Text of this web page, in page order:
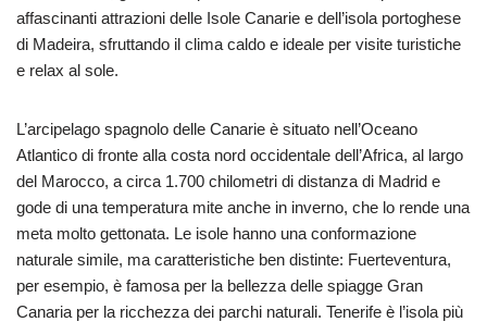
affascinanti attrazioni delle Isole Canarie e dell’isola portoghese
di Madeira, sfruttando il clima caldo e ideale per visite turistiche
e relax al sole.
L’arcipelago spagnolo delle Canarie è situato nell’Oceano
Atlantico di fronte alla costa nord occidentale dell’Africa, al largo
del Marocco, a circa 1.700 chilometri di distanza di Madrid e
gode di una temperatura mite anche in inverno, che lo rende una
meta molto gettonata. Le isole hanno una conformazione
naturale simile, ma caratteristiche ben distinte: Fuerteventura,
per esempio, è famosa per la bellezza delle spiagge Gran
Canaria per la ricchezza dei parchi naturali. Tenerife è l’isola più